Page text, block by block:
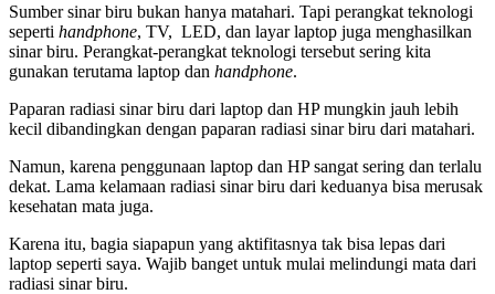
Sumber sinar biru bukan hanya matahari. Tapi perangkat teknologi
seperti handphone, TV, LED, dan layar laptop juga menghasilkan
sinar biru. Perangkat-perangkat teknologi tersebut sering kita
gunakan terutama laptop dan handphone.
Paparan radiasi sinar biru dari laptop dan HP mungkin jauh lebih
kecil dibandingkan dengan paparan radiasi sinar biru dari matahari.
Namun, karena penggunaan laptop dan HP sangat sering dan terlalu
dekat. Lama kelamaan radiasi sinar biru dari keduanya bisa merusak
kesehatan mata juga.
Karena itu, bagia siapapun yang aktifitasnya tak bisa lepas dari
laptop seperti saya. Wajib banget untuk mulai melindungi mata dari
radiasi sinar biru.